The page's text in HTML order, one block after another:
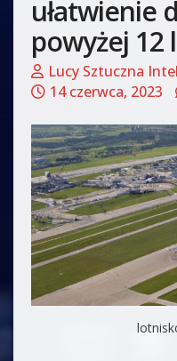
ułatwienie
powyżej 12
Lucy Sztuczna
14 czerwca, 2023